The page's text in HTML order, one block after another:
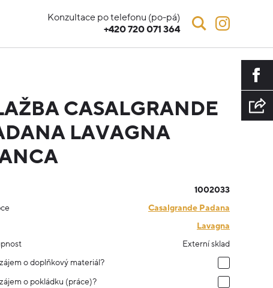
Konzultace po telefonu (po-pá)
+420 720 071 364
CASALGRANDE
LAVAGNA
1002033
Casalgrande Padana
Lavagna
Externí sklad
o doplňkový materiál?
o pokládku (práce)?